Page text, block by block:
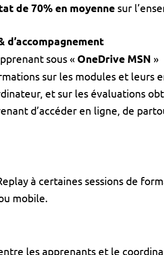
de 70% en moyenne sur
sous « OneDrive MSN »
sur les modules et leurs
et sur les évaluations
d’accéder en ligne, de
à certaines sessions de
mobile.
les apprenants et le